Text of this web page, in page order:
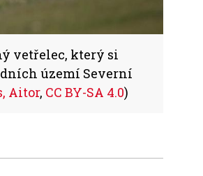
vetřelec, který si
území Severní
Aitor, CC BY-SA 4.0)